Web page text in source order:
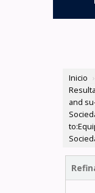
Inicio ›
and